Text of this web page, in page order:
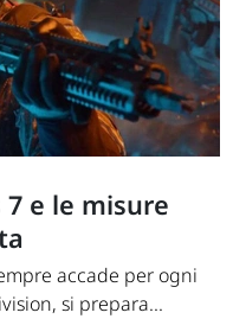
7 e le misure
accade per ogni
si prepara...